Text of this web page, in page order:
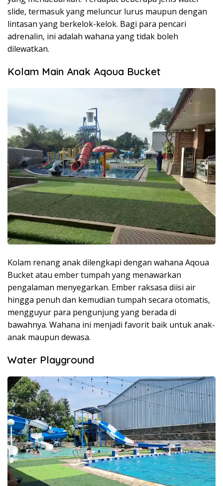
slide, termasuk yang meluncur lurus maupun dengan
lintasan yang berkelok-kelok. Bagi para pencari
adrenalin, ini adalah wahana yang tidak boleh
dilewatkan.
Kolam Main Anak Aqoua Bucket
Kolam renang anak dilengkapi dengan wahana Aqoua
Bucket atau ember tumpah yang menawarkan
pengalaman menyegarkan. Ember raksasa diisi air
hingga penuh dan kemudian tumpah secara otomatis,
mengguyur para pengunjung yang berada di
bawahnya. Wahana ini menjadi favorit baik untuk anak-
anak maupun dewasa.
Water Playground